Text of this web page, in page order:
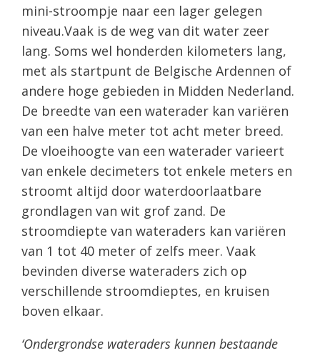
mini-stroompje naar een lager gelegen
niveau.Vaak is de weg van dit water zeer
lang. Soms wel honderden kilometers lang,
met als startpunt de Belgische Ardennen of
andere hoge gebieden in Midden Nederland.
De breedte van een waterader kan variëren
van een halve meter tot acht meter breed.
De vloeihoogte van een waterader varieert
van enkele decimeters tot enkele meters en
stroomt altijd door waterdoorlaatbare
grondlagen van wit grof zand. De
stroomdiepte van wateraders kan variëren
van 1 tot 40 meter of zelfs meer. Vaak
bevinden diverse wateraders zich op
verschillende stroomdieptes, en kruisen
boven elkaar.
‘Ondergrondse wateraders kunnen bestaande